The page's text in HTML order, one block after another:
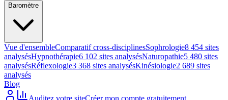
Baromètre
Vue d'ensembleComparatif cross-disciplinesSophrologie8 454 sites
analysésHypnothérapie6 102 sites analysésNaturopathie5 480 sites
analysésRéflexologie3 368 sites analysésKinésiologie2 689 sites
analysés
Blog
Auditez votre siteCréer mon compte gratuitement